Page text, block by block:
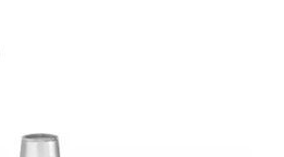
Mit Einem Quadratischen